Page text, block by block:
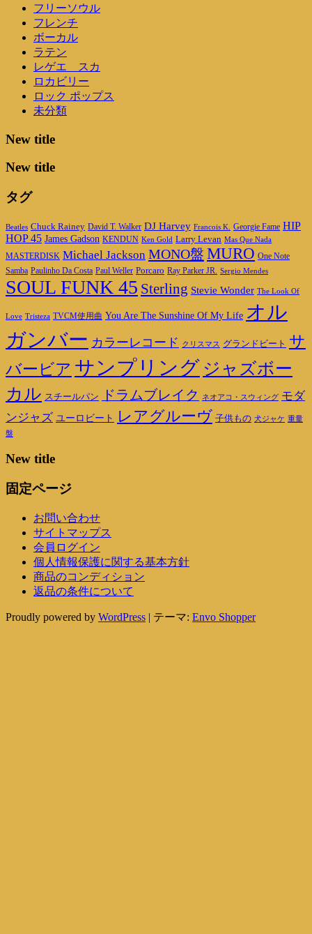
フリーソウル
フレンチ
ボーカル
ラテン
レゲエ スカ
ロカビリー
ロック ポップス
未分類
New title
New title
タグ
Beatles Chuck Rainey David T. Walker DJ Harvey Francois K. Georgie Fame HIP
HOP 45 James Gadson KENDUN Ken Gold Larry Levan Mas Que Nada
MASTERDISK Michael Jackson MONO盤 MURO One Note
Samba Paulinho Da Costa Paul Weller Porcaro Ray Parker JR. Sergio Mendes
SOUL FUNK 45 Sterling Stevie Wonder The Look Of
Love Tristeza TVCM使用曲 You Are The Sunshine Of My Life オル
ガンバー カラーレコード クリスマス グランドビート サ
バービア サンプリング ジャズボー
カル スチールパン ドラムブレイク ネオアコ・スウィング モダ
ンジャズ ユーロビート レアグルーヴ 子供もの 犬ジャケ 重量
盤
New title
固定ページ
お問い合わせ
サイトマップス
会員ログイン
個人情報保護に関する基本方針
商品のコンディション
返品の条件について
Proudly powered by WordPress | テーマ: Envo Shopper